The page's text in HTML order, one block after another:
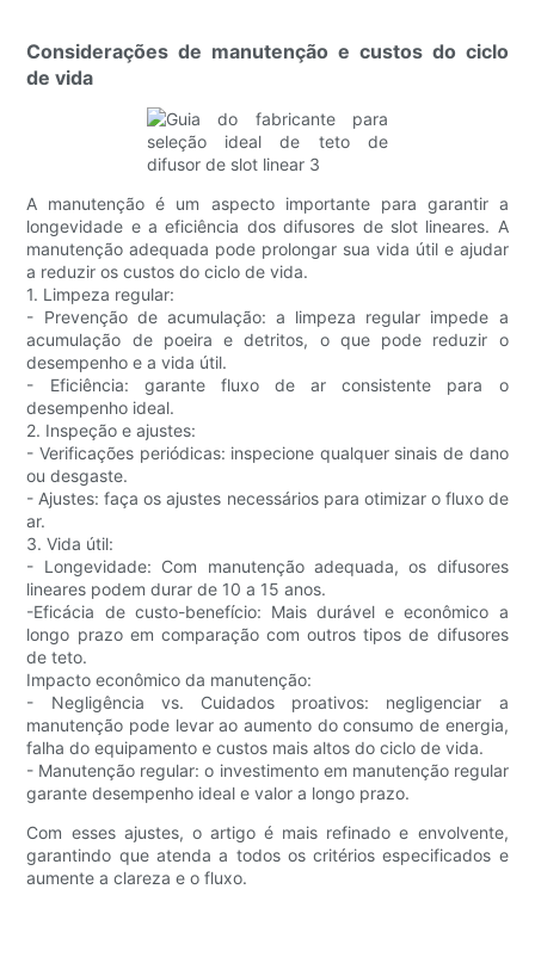
Considerações de manutenção e custos do ciclo
de vida
A manutenção é um aspecto importante para garantir a
longevidade e a eficiência dos difusores de slot lineares. A
manutenção adequada pode prolongar sua vida útil e ajudar
a reduzir os custos do ciclo de vida.
1. Limpeza regular:
- Prevenção de acumulação: a limpeza regular impede a
acumulação de poeira e detritos, o que pode reduzir o
desempenho e a vida útil.
- Eficiência: garante fluxo de ar consistente para o
desempenho ideal.
2. Inspeção e ajustes:
- Verificações periódicas: inspecione qualquer sinais de dano
ou desgaste.
- Ajustes: faça os ajustes necessários para otimizar o fluxo de
ar.
3. Vida útil:
- Longevidade: Com manutenção adequada, os difusores
lineares podem durar de 10 a 15 anos.
-Eficácia de custo-benefício: Mais durável e econômico a
longo prazo em comparação com outros tipos de difusores
de teto.
Impacto econômico da manutenção:
- Negligência vs. Cuidados proativos: negligenciar a
manutenção pode levar ao aumento do consumo de energia,
falha do equipamento e custos mais altos do ciclo de vida.
- Manutenção regular: o investimento em manutenção regular
garante desempenho ideal e valor a longo prazo.
Com esses ajustes, o artigo é mais refinado e envolvente,
garantindo que atenda a todos os critérios especificados e
aumente a clareza e o fluxo.